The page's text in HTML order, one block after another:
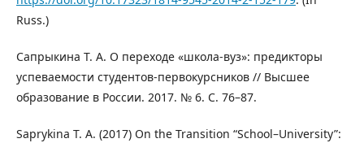
Russ.)
Сапрыкина Т. А. О переходе «школа-вуз»: предикторы
успеваемости студентов-первокурсников // Высшее
образование в России. 2017. № 6. С. 76–87.
Saprykina T. A. (2017) On the Transition “School–University”: